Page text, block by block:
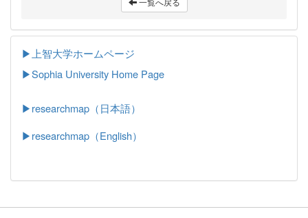
▶上智大学ホームページ
▶Sophia University Home Page
▶researchmap（日本語）
▶researchmap（English）